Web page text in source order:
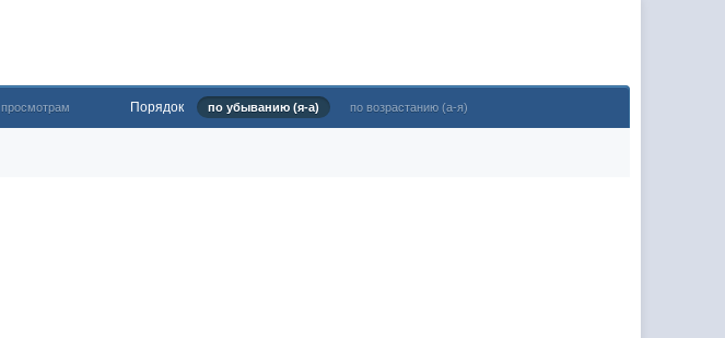
просмотрам Порядок по убыванию (я-а) по возрастанию (а-я)